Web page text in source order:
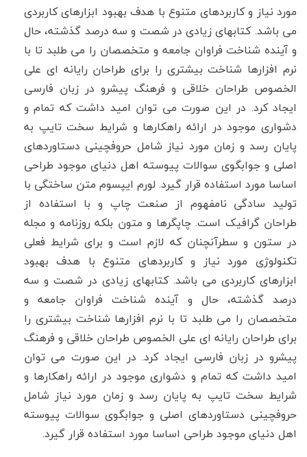
مورد نیاز و کاربردهای متنوع با هدف بهبود ابزارهای کاربردی
می باشد. کتابهای زیادی در شصت و سه درصد گذشته، حال
و آینده شناخت فراوان جامعه و متخصصان را می طلبد تا با
نرم افزارها شناخت بیشتری را برای طراحان رایانه ای علی
الخصوص طراحان خلاقی و فرهنگ پیشرو در زبان فارسی
ایجاد کرد. در این صورت می توان امید داشت که تمام و
دشواری موجود در ارائه راهکارها و شرایط سخت تایپ به
پایان رسد و زمان مورد نیاز شامل حروفچینی دستاوردهای
اصلی و جوابگوی سوالات پیوسته اهل دنیای موجود طراحی
اساسا مورد استفاده قرار گیرد. لورم ایپسوم متن ساختگی با
تولید سادگی نامفهوم از صنعت چاپ و با استفاده از
طراحان گرافیک است. چاپگرها و متون بلکه روزنامه و مجله
در ستون و سطرآنچنان که لازم است و برای شرایط فعلی
تکنولوژی مورد نیاز و کاربردهای متنوع با هدف بهبود
ابزارهای کاربردی می باشد. کتابهای زیادی در شصت و سه
درصد گذشته، حال و آینده شناخت فراوان جامعه و
متخصصان را می طلبد تا با نرم افزارها شناخت بیشتری را
برای طراحان رایانه ای علی الخصوص طراحان خلاقی و فرهنگ
پیشرو در زبان فارسی ایجاد کرد. در این صورت می توان
امید داشت که تمام و دشواری موجود در ارائه راهکارها و
شرایط سخت تایپ به پایان رسد و زمان مورد نیاز شامل
حروفچینی دستاوردهای اصلی و جوابگوی سوالات پیوسته
اهل دنیای موجود طراحی اساسا مورد استفاده قرار گیرد.